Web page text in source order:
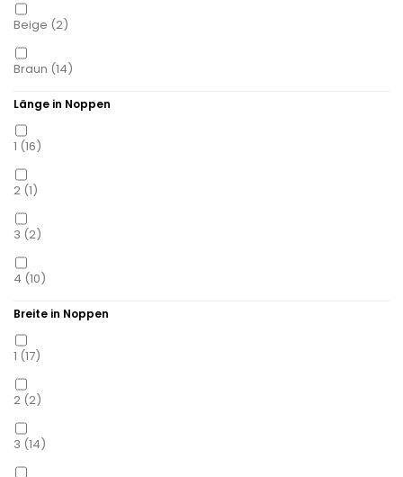
Beige (2)
Braun (14)
Dunkelbeige(3)
Dunkelblau
Dunkelbraun
Dunkelgrün
Dunkelorange
Dunkelrot
Dunkelviolett
Gelb
Gelbgrün
Länge in Noppen
1 (16)
2 (1)
3 (2)
4 (10)
6(15)
(3)
Breite in Noppen
1 (17)
2 (2)
3 (14)